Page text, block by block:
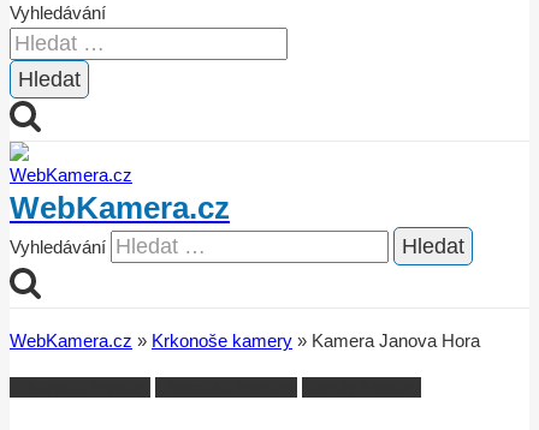
Vyhledávání
WebKamera.cz
Vyhledávání
WebKamera.cz » Krkonoše kamery » Kamera Janova Hora